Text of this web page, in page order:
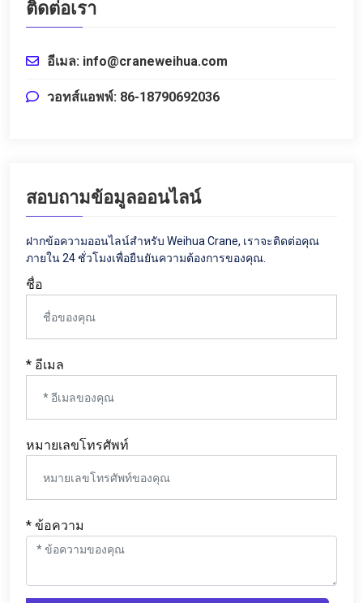
ติดต่อเรา
อีเมล: info@craneweihua.com
วอทส์แอพพ์: 86-18790692036
สอบถามข้อมูลออนไลน์
ฝากข้อความออนไลน์สำหรับ Weihua Crane, เราจะติดต่อคุณ
ภายใน 24 ชั่วโมงเพื่อยืนยันความต้องการของคุณ.
ชื่อ
* อีเมล
หมายเลขโทรศัพท์
* ข้อความ